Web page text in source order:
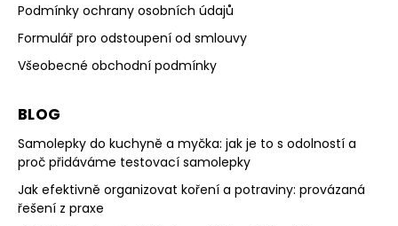
Podmínky ochrany osobních údajů
Formulář pro odstoupení od smlouvy
Všeobecné obchodní podmínky
BLOG
Samolepky do kuchyně a myčka: jak je to s odolností a
proč přidáváme testovací samolepky
Jak efektivně organizovat koření a potraviny: provázaná
řešení z praxe